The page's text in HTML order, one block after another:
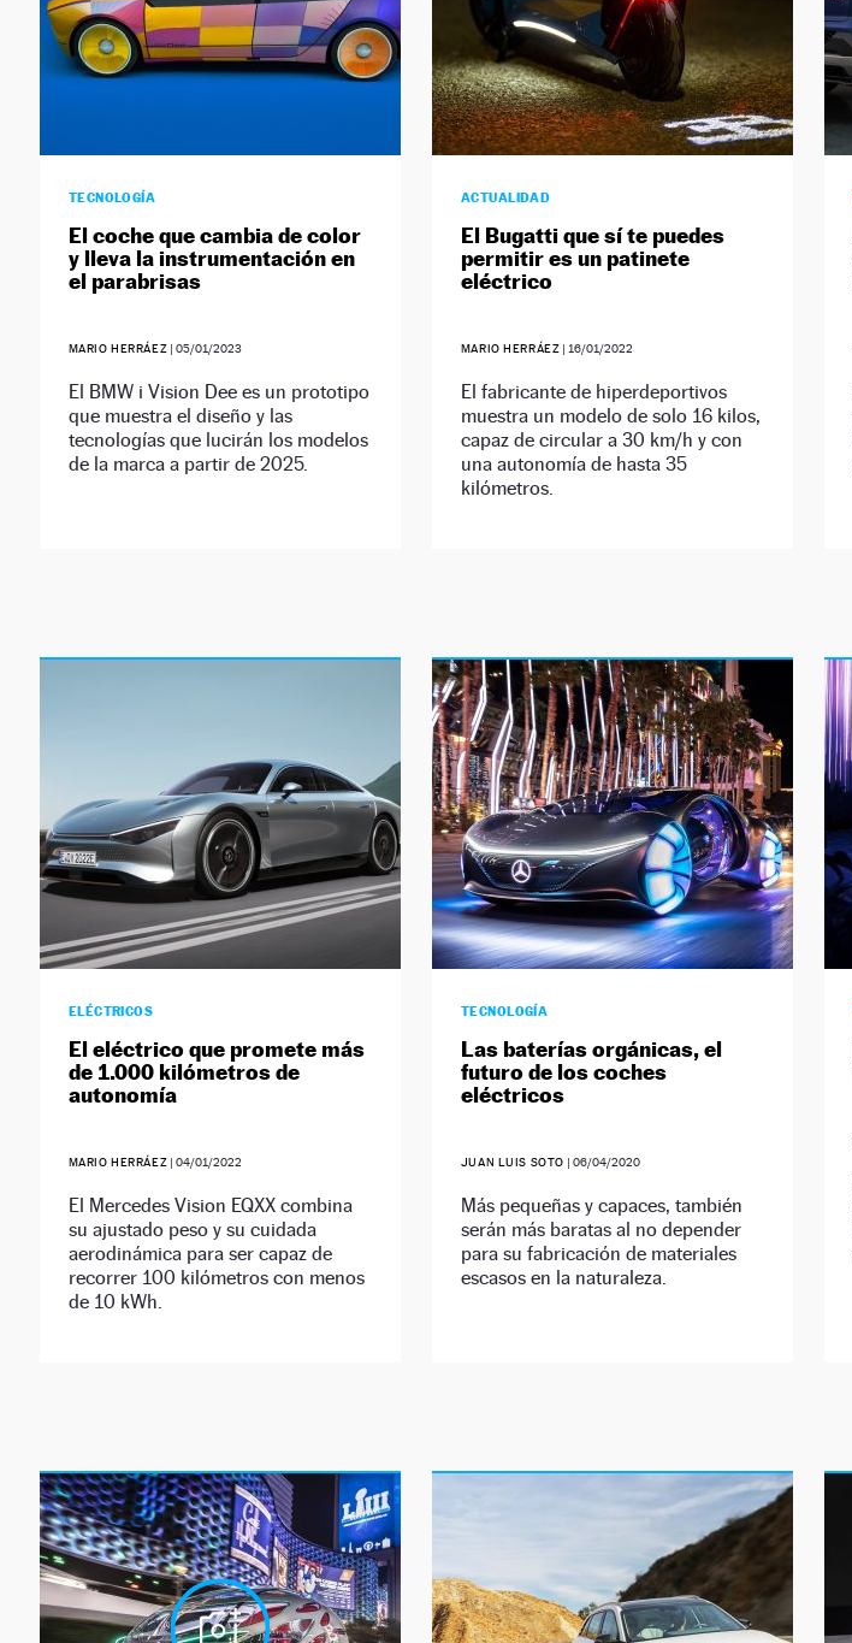
TECNOLOGÍA
El coche que cambia de color
y lleva la instrumentación en
el parabrisas
MARIO HERRÁEZ |05/01/2023
El BMW i Vision Dee es un prototipo
que muestra el diseño y las
tecnologías que lucirán los modelos
de la marca a partir de 2025.
ACTUALIDAD
El Bugatti que sí te puedes
permitir es un patinete
eléctrico
MARIO HERRÁEZ | 16/01/2022
El fabricante de hiperdeportivos
muestra un modelo de solo 16 kilos,
capaz de circular a 30 km/h y con
una autonomía de hasta 35
kilómetros.
ELÉCTRICOS
El eléctrico que promete más
de 1.000 kilómetros de
autonomía
MARIO HERRÁEZ |04/01/2022
El Mercedes Vision EQXX combina
su ajustado peso y su cuidada
aerodinámica para ser capaz de
recorrer 100 kilómetros con menos
de 10 kWh.
TECNOLOGÍA
Las baterías orgánicas, el
futuro de los coches
eléctricos
JUAN LUIS SOTO | 06/04/2020
Más pequeñas y capaces, también
serán más baratas al no depender
para su fabricación de materiales
escasos en la naturaleza.